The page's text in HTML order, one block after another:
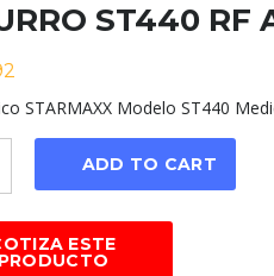
ST440 RF
STARMAXX Modelo ST440
ADD TO CART